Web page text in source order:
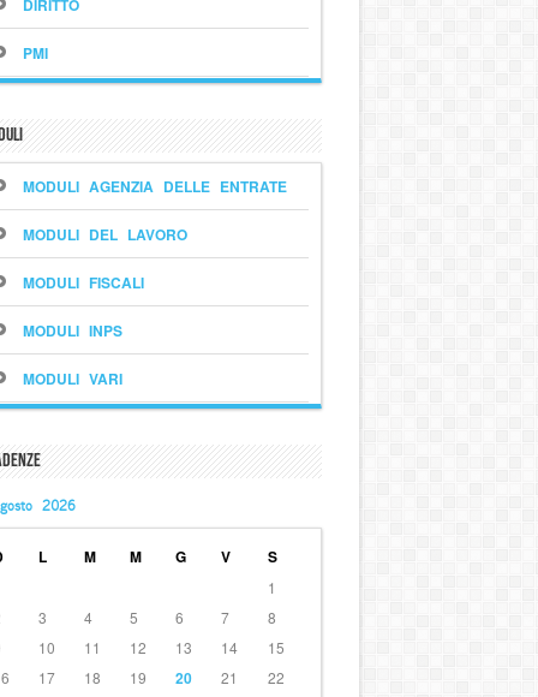
DIRITTO
PMI
MODULI AGENZIA DELLE ENTRATE
MODULI DEL LAVORO
MODULI FISCALI
MODULI INPS
MODULI VARI
2026
L M M G V S
1
3 4 5 6 7
8
10 11 12 13 14
15
17 18 19 20 21
22